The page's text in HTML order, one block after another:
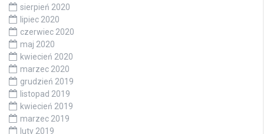
sierpień 2020
lipiec 2020
czerwiec 2020
maj 2020
kwiecień 2020
marzec 2020
grudzień 2019
listopad 2019
kwiecień 2019
marzec 2019
luty 2019